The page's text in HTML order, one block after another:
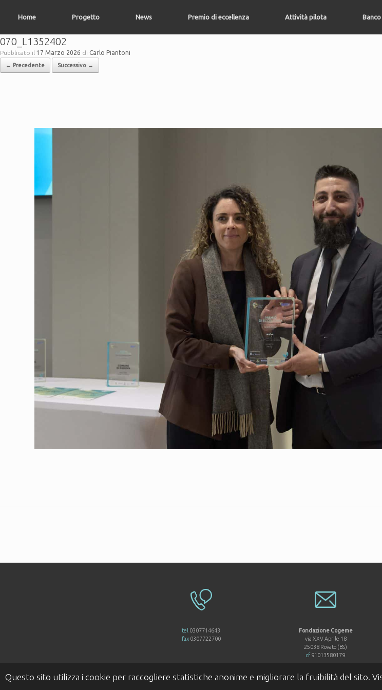
Home Progetto News Premio di eccellenza Attività pilota
070_L1352402
Pubblicato il 17 Marzo 2026 di Carlo Piantoni
← Precedente Successivo →
tel 0307714643
fax0307722700
Fondazione Cogeme
via XXV Aprile 18
25038 Rovato (BS)
cf91013580179
© 2017 Fondazione
Questo sito utilizza i cookie per raccogliere statistiche anonime e migliorare la fruibilità del sito.